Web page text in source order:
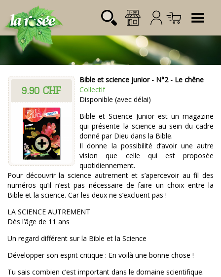
Login:
Mot de passe:
Désignation Référence
Total CHF
9.90 CHF
Bible et science junior - N°2 - Le chêne
Collectif
Disponible (avec délai)
Bible et Science Junior est un magazine
qui présente la science au sein du cadre
donné par Dieu dans la Bible.
Il donne la possibilité d’avoir une autre
vision que celle qui est proposée
quotidiennement.
Pour découvrir la science autrement et s’apercevoir au fil des
numéros qu’il n’est pas nécessaire de faire un choix entre la
Bible et la science. Car les deux ne s’excluent pas !
LA SCIENCE AUTREMENT
Dès l’âge de 11 ans
Un regard différent sur la Bible et la Science
Développer son esprit critique : En voilà une bonne chose !
Tu sais combien c’est important dans le domaine scientifique.